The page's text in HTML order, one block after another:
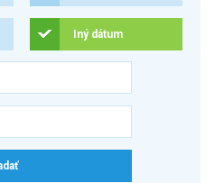
Iný dátum